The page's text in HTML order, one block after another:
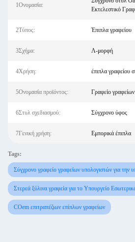
1Ονομασία:
Εκτελεστικό
2Τύπος: Έπιπλα γραφείου
3Σχήμα: Λ-μορφή
4Χρήση: έπιπλα γραφείου
5Ονομασία προϊόντος: Γραφείο γραφείων
6Στυλ σχεδιασμού: Σύγχρονο ύφος
7Γενική χρήση: Εμπορικά έπιπλα
Tags:
Σύγχρονο γραφείο γραφείων υπολογιστών για την
Στερεά ξύλινα γραφεία για το Υπουργείο
COem επιτραπέζιων επίπλων γραφείων